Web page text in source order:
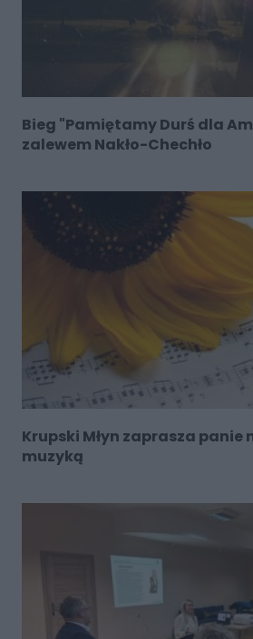
Bieg "Pamiętamy Durś dla
zalewem Nakło-Chechło
Krupski Młyn zaprasza panie
muzyką